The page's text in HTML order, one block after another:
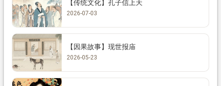
【传统文化】孔子信上天
2026-07-03
【因果故事】现世报庙
2026-05-23